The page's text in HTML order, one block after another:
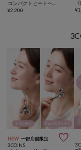
¥2,200
¥
NEW 一部店舗限定 
3COINS